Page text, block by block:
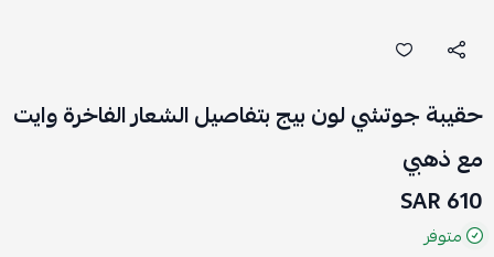
حقيبة جوتشي لون بيج بتفاصيل الشعار الفاخرة وايت
مع ذهبي
610 SAR
متوفر